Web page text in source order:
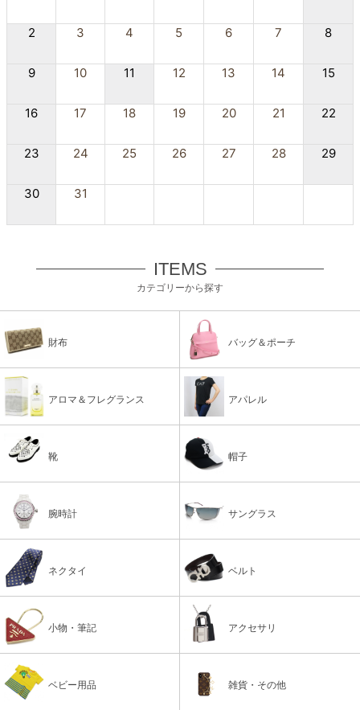
2 3 4 5 6 7 8
9 10 11 12 13 14 15
16 17 18 19 20 21 22
23 24 25 26 27 28 29
30 31
ITEMS
カテゴリーから探す
財布 バッグ＆ポーチ
アロマ＆フレグランス アパレル
靴 帽子
腕時計 サングラス
ネクタイ ベルト
小物・筆記 アクセサリ
ベビー用品 雑貨・その他